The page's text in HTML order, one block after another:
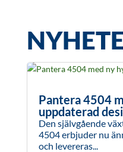
Pantera 4504
uppdaterad
Den självgående
4504 erbjuder nu
och levereras...